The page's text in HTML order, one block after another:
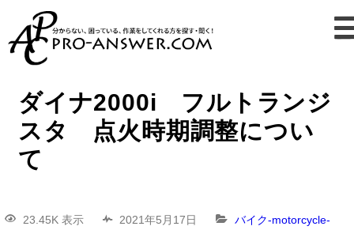
ダイナ2000i フルトランジ
スタ 点火時期調整につい
て
23.45K 表示 2021年5月17日
バイク-motorcycle-